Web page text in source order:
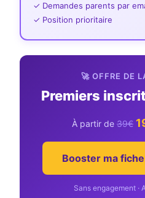
✓ Demandes parents par
✓ Position prioritaire
🚀 OFFRE DE
Premiers
À partir de 39€
Booster ma
Sans engagement ·